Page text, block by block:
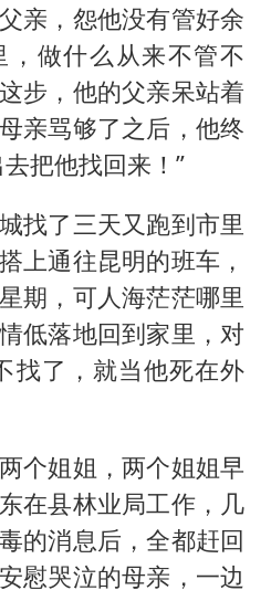
亲，怨他没有管好余
做什么从来不管不
步，他的父亲呆站着
亲骂够了之后，他终
把他找回来！”
找了三天又跑到市里
上通往昆明的班车，
期，可人海茫茫哪里
低落地回到家里，对
找了，就当他死在外
个姐姐，两个姐姐早
在县林业局工作，几
的消息后，全都赶回
慰哭泣的母亲，一边